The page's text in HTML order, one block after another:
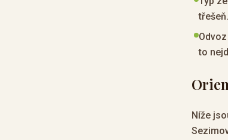
třešeň.
to
Níže